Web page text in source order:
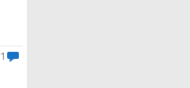
1